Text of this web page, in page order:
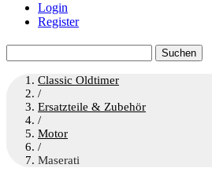
Login
Register
nach:
Classic Oldtimer
/
Ersatzteile & Zubehör
/
Motor
/
Maserati